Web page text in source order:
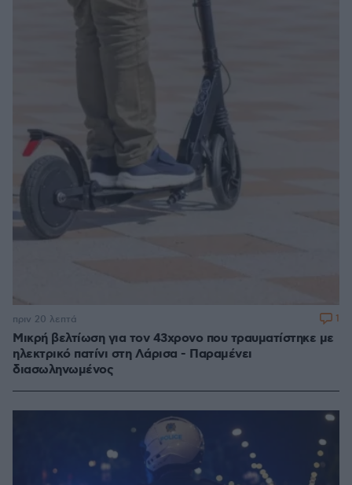
Μικρή βελτίωση για τον 43χρονο που τραυματίστηκε με
ηλεκτρικό πατίνι στη Λάρισα - Παραμένει
διασωληνωμένος
πριν 20 λεπτά 1